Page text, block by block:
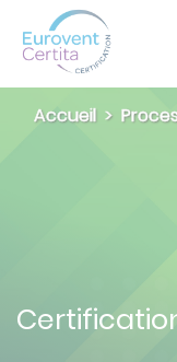
Accueil